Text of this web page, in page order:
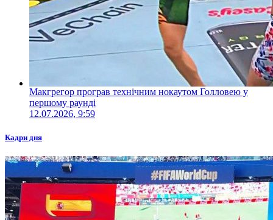
Макгрегор програв технічним нокаутом Голловею у
першому раунді
12.07.2026, 9:59
Кадри дня